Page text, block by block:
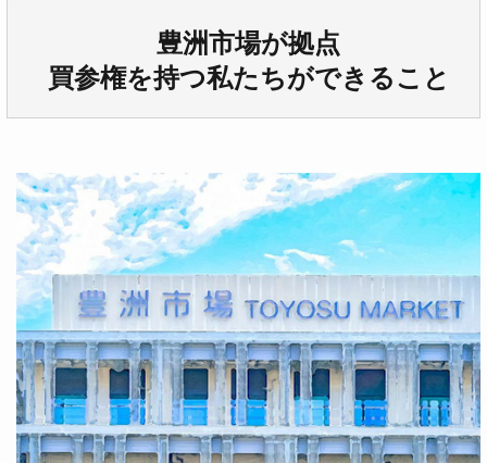
豊洲市場が拠点
買参権を持つ私たちができること